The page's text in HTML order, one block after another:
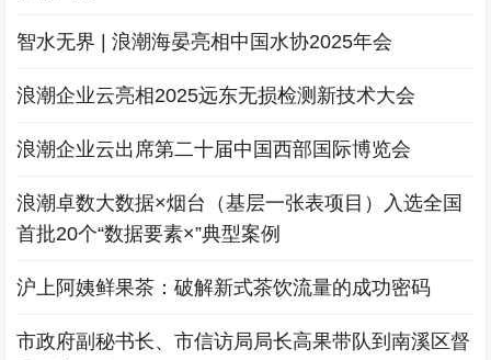
智水无界 | 浪潮海晏亮相中国水协2025年会
浪潮企业云亮相2025远东无损检测新技术大会
浪潮企业云出席第二十届中国西部国际博览会
浪潮卓数大数据×烟台（基层一张表项目）入选全国
首批20个“数据要素×”典型案例
沪上阿姨鲜果茶：破解新式茶饮流量的成功密码
市政府副秘书长、市信访局局长高果带队到南溪区督